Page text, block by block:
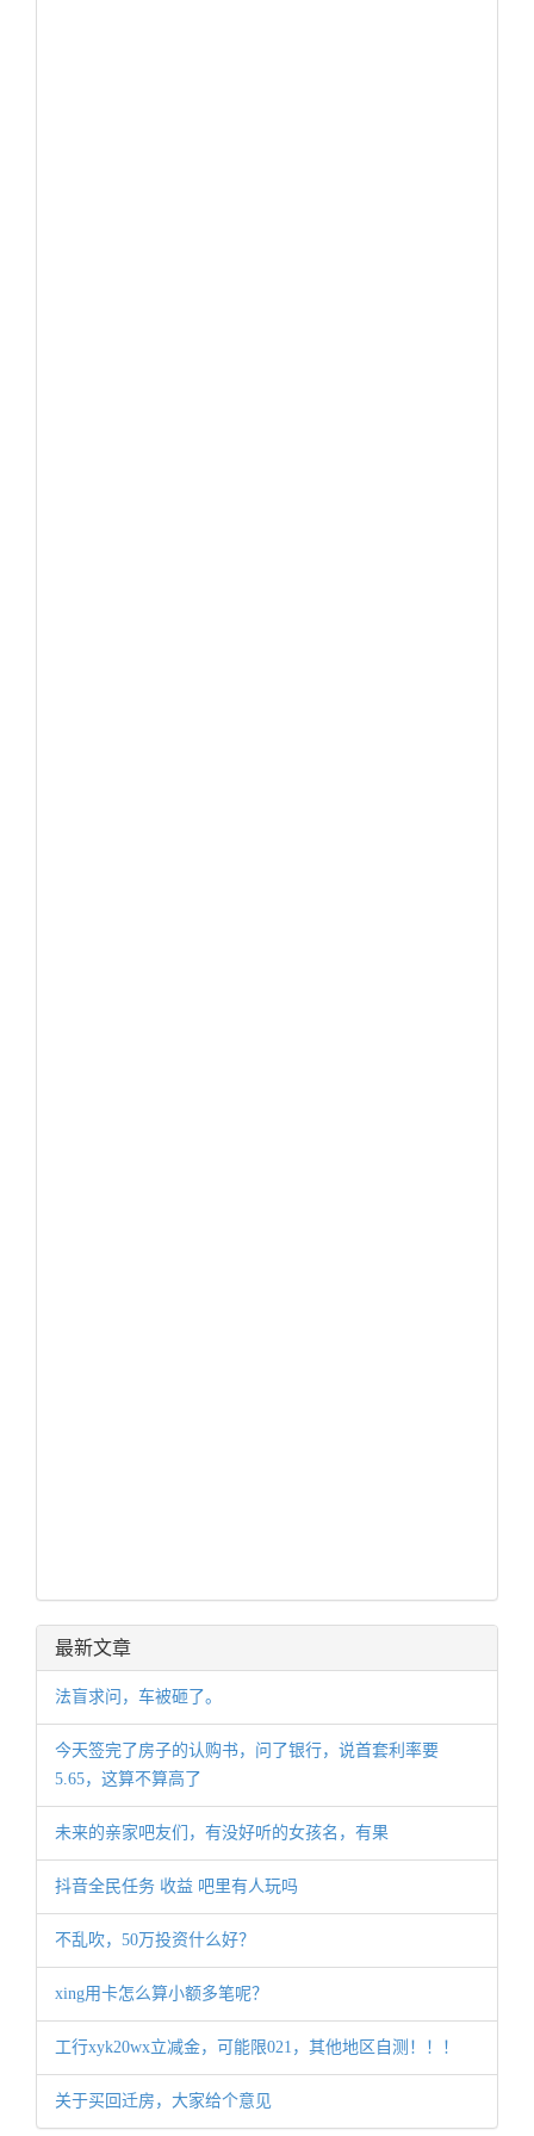
最新文章
法盲求问，车被砸了。
今天签完了房子的认购书，问了银行，说首套利率要
5.65，这算不算高了
未来的亲家吧友们，有没好听的女孩名，有果
抖音全民任务 收益 吧里有人玩吗
不乱吹，50万投资什么好？
xing用卡怎么算小额多笔呢？
工行xyk20wx立减金，可能限021，其他地区自测！！！
关于买回迁房，大家给个意见